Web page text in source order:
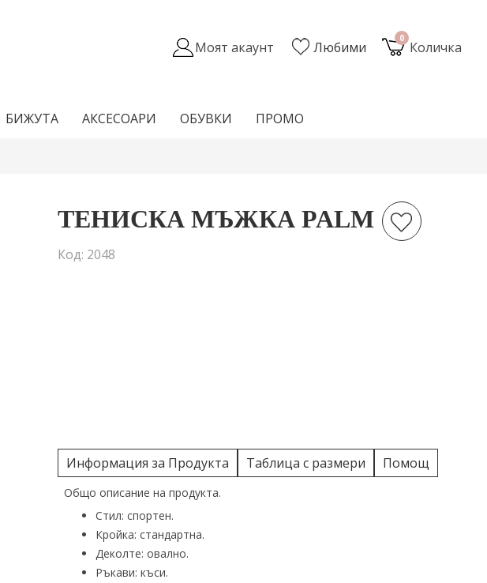
0
Количка
Любими
Моят акаунт
БИЖУТА АКСЕСОАРИ ОБУВКИ ПРОМО
ТЕНИСКА МЪЖКА PALM
Код: 2048
Информация за Продукта Таблица с размери Помощ
Общо описание на продукта.
Стил: спортен.
Кройка: стандартна.
Деколте: овално.
Ръкави: къси.